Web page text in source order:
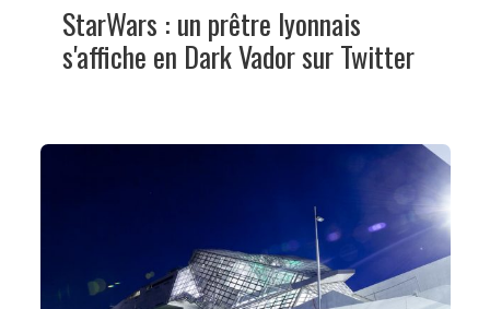
StarWars : un prêtre lyonnais
s'affiche en Dark Vador sur Twitter